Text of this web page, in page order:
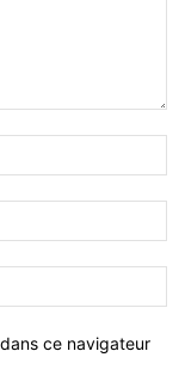
ce navigateur